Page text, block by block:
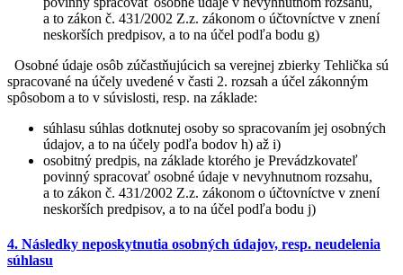
a to zákon č. 431/2002 Z.z. zákonom o účtovníctve v znení
neskorších predpisov, a to na účel podľa bodu g)
Osobné údaje osôb zúčastňujúcich sa verejnej zbierky Tehlička sú
spracované na účely uvedené v časti 2. rozsah a účel zákonným
spôsobom a to v súvislosti, resp. na základe:
súhlasu súhlas dotknutej osoby so spracovaním jej osobných
údajov, a to na účely podľa bodov h) až i)
osobitný predpis, na základe ktorého je Prevádzkovateľ
povinný spracovať osobné údaje v nevyhnutnom rozsahu,
a to zákon č. 431/2002 Z.z. zákonom o účtovníctve v znení
neskorších predpisov, a to na účel podľa bodu j)
4. Následky neposkytnutia osobných údajov, resp. neudelenia
súhlasu